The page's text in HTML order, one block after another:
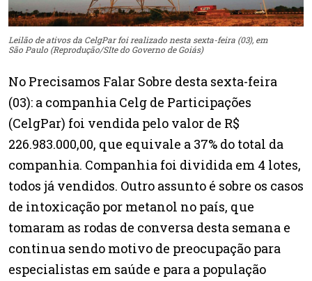
Leilão de ativos da CelgPar foi realizado nesta sexta-feira (03), em
São Paulo (Reprodução/SIte do Governo de Goiás)
No Precisamos Falar Sobre desta sexta-feira
(03): a companhia Celg de Participações
(CelgPar) foi vendida pelo valor de R$
226.983.000,00, que equivale a 37% do total da
companhia. Companhia foi dividida em 4 lotes,
todos já vendidos. Outro assunto é sobre os casos
de intoxicação por metanol no país, que
tomaram as rodas de conversa desta semana e
continua sendo motivo de preocupação para
especialistas em saúde e para a população